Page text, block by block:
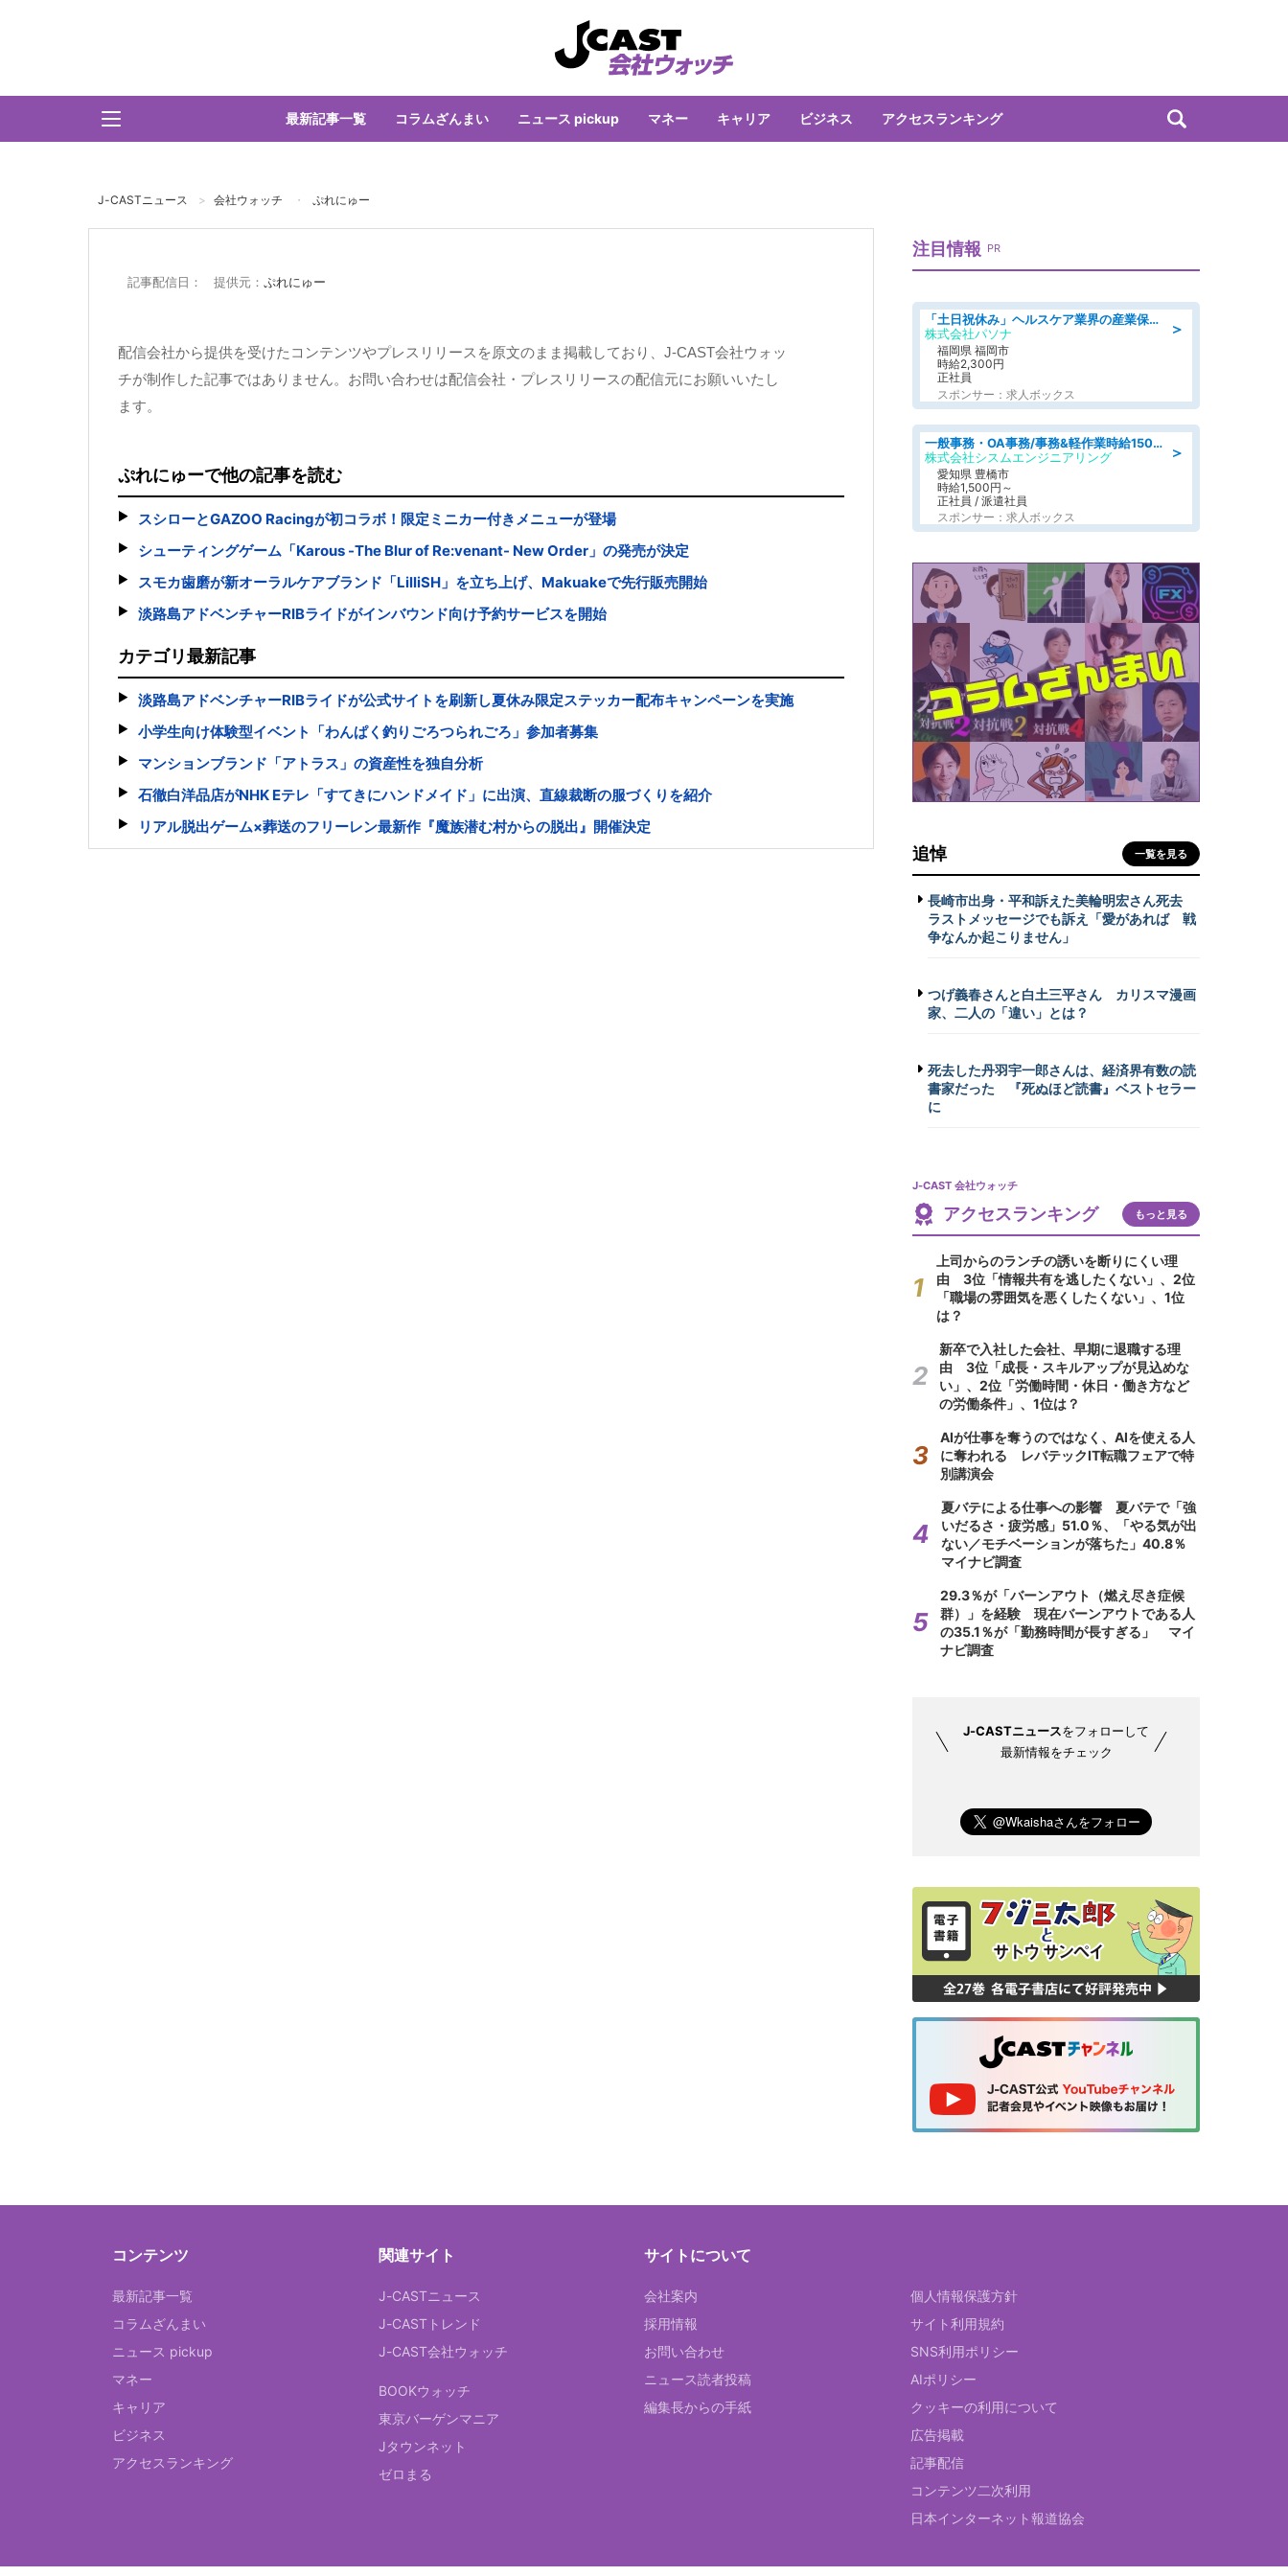
最新記事一覧 コラムざんまい ニュース pickup マネー キャリア ビジネス アクセスランキング
J-CASTニュース 会社ウォッチ ぷれにゅー
記事配信日： 提供元： ぷれにゅー
配信会社から提供を受けたコンテンツやプレスリリースを原文のまま掲載しており、J-CAST会社ウォッ
チが制作した記事ではありません。お問い合わせは配信会社・プレスリリースの配信元にお願いいたし
ます。
ぷれにゅーで他の記事を読む
スシローとGAZOO Racingが初コラボ！限定ミニカー付きメニューが登場
シューティングゲーム「Karous -The Blur of Re:venant- New Order」の発売が決定
スモカ歯磨が新オーラルケアブランド「LilliSH」を立ち上げ、Makuakeで先行販売開始
淡路島アドベンチャーRIBライドがインバウンド向け予約サービスを開始
カテゴリ最新記事
淡路島アドベンチャーRIBライドが公式サイトを刷新し夏休み限定ステッカー配布キャンペーンを実施
小学生向け体験型イベント「わんぱく釣りごろつられごろ」参加者募集
マンションブランド「アトラス」の資産性を独自分析
石徹白洋品店がNHK Eテレ「すてきにハンドメイド」に出演、直線裁断の服づくりを紹介
リアル脱出ゲーム×葬送のフリーレン最新作『魔族潜む村からの脱出』開催決定
注目情報 PR
＞
「土日祝休み」ヘルスケア業界の産業保健師/高時給/未経験OK/要資格:保健師、正看護師
株式会社パソナ
福岡県 福岡市
時給2,300円
正社員
スポンサー：求人ボックス
＞
一般事務・OA事務/事務&軽作業時給1500円土日祝休み各種社保完備
株式会社シスムエンジニアリング
愛知県 豊橋市
時給1,500円～
正社員 / 派遣社員
スポンサー：求人ボックス
追悼 一覧を見る
長崎市出身・平和訴えた美輪明宏さん死去
ラストメッセージでも訴え「愛があれば 戦
争なんか起こりません」
つげ義春さんと白土三平さん カリスマ漫画
家、二人の「違い」とは？
死去した丹羽宇一郎さんは、経済界有数の読
書家だった 『死ぬほど読書』ベストセラー
に
J-CAST 会社ウォッチ
アクセスランキング もっと見る
上司からのランチの誘いを断りにくい理
由 3位「情報共有を逃したくない」、2位
「職場の雰囲気を悪くしたくない」、1位
は？
新卒で入社した会社、早期に退職する理
由 3位「成長・スキルアップが見込めな
い」、2位「労働時間・休日・働き方など
の労働条件」、1位は？
AIが仕事を奪うのではなく、AIを使える人
に奪われる レバテックIT転職フェアで特
別講演会
夏バテによる仕事への影響 夏バテで「強
いだるさ・疲労感」51.0％、「やる気が出
ない／モチベーションが落ちた」40.8％
マイナビ調査
29.3％が「バーンアウト（燃え尽き症候
群）」を経験 現在バーンアウトである人
の35.1％が「勤務時間が長すぎる」 マイ
ナビ調査
J-CASTニュースをフォローして
最新情報をチェック
コンテンツ
最新記事一覧
コラムざんまい
ニュース pickup
マネー
キャリア
ビジネス
アクセスランキング
関連サイト
J-CASTニュース
J-CASTトレンド
J-CAST会社ウォッチ
BOOKウォッチ
東京バーゲンマニア
Jタウンネット
ゼロまる
サイトについて
会社案内
採用情報
お問い合わせ
ニュース読者投稿
編集長からの手紙
個人情報保護方針
サイト利用規約
SNS利用ポリシー
AIポリシー
クッキーの利用について
広告掲載
記事配信
コンテンツ二次利用
日本インターネット報道協会